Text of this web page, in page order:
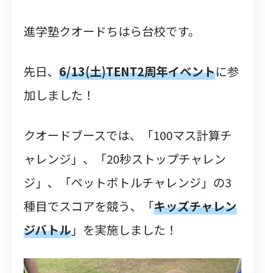
進学塾クオードちはら台校です。
先日、 6/13(土)TENT2周年イベントに参
加しました！
クオードブースでは、「100マス計算チ
ャレンジ」、「20秒ストップチャレン
ジ」、「ペットボトルチャレンジ」の3
種目でスコアを競う、「キッズチャレン
ジバトル」を実施しました！